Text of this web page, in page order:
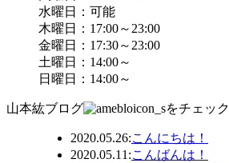
水曜日：可能
木曜日：17:00～23:00
金曜日：17:30～23:00
土曜日：14:00～
日曜日：14:00～
山本紘ブログ をチェック
2020.05.26:こんにちは！
2020.05.11 :こんばんは！